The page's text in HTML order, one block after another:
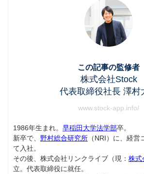
この記事の監修者
株式会社Stock
代表取締役社長 澤村
www.stock-app.info/
1986年生まれ。 早稲田大学法学部卒。
新卒で、 野村総合研究所 （NRI）に、経
て入社。
その後、株式会社リンクライブ（現： 株式
立。代表取締役に就任。